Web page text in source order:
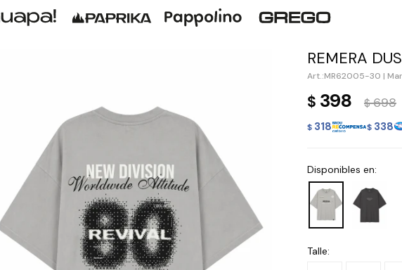
REMERA
MR62005-30 |
$ 398 $ 698
$ 318 $ 338
Disponibles en:
Talle: